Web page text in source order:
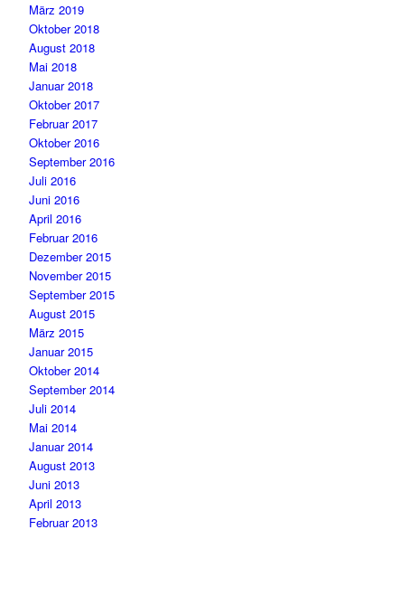
März 2019
Oktober 2018
August 2018
Mai 2018
Januar 2018
Oktober 2017
Februar 2017
Oktober 2016
September 2016
Juli 2016
Juni 2016
April 2016
Februar 2016
Dezember 2015
November 2015
September 2015
August 2015
März 2015
Januar 2015
Oktober 2014
September 2014
Juli 2014
Mai 2014
Januar 2014
August 2013
Juni 2013
April 2013
Februar 2013